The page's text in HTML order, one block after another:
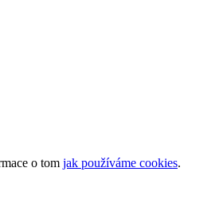
o tom jak používáme cookies.